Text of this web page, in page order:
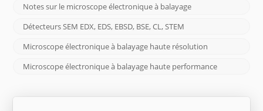
Notes sur le microscope électronique à balayage
Détecteurs SEM EDX, EDS, EBSD, BSE, CL, STEM
Microscope électronique à balayage haute résolution
Microscope électronique à balayage haute performance